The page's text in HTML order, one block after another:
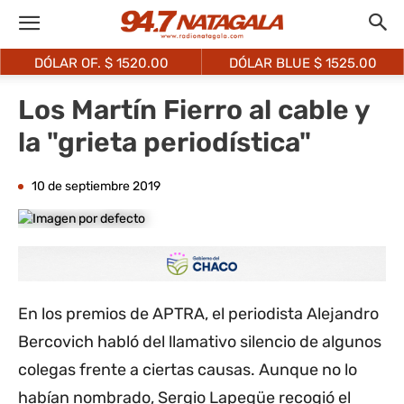
DÓLAR OF. $ 1520.00 DÓLAR BLUE $ 1525.00
Los Martín Fierro al cable y
la "grieta periodística"
10 de septiembre 2019
En los premios de APTRA, el periodista Alejandro
Bercovich habló del llamativo silencio de algunos
colegas frente a ciertas causas. Aunque no lo
habían nombrado, Sergio Lapegüe recogió el